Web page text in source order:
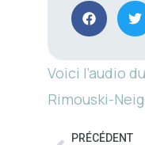
Voici l’audio
Rimouski-
PRÉCÉDENT